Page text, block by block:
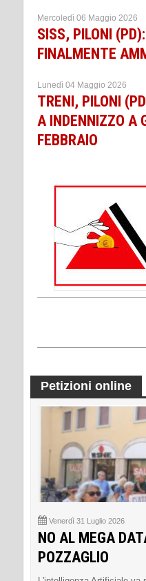
Mercoledì 06 Maggio 2026
SISS, PILONI
FINALMENTE
Lunedì 04 Maggio 2026
TRENI, PILONI
A INDENNIZZO A
FEBBRAIO
Petizioni online
Venerdì 31 Luglio 2026
NO AL MEGA
POZZAGLIO